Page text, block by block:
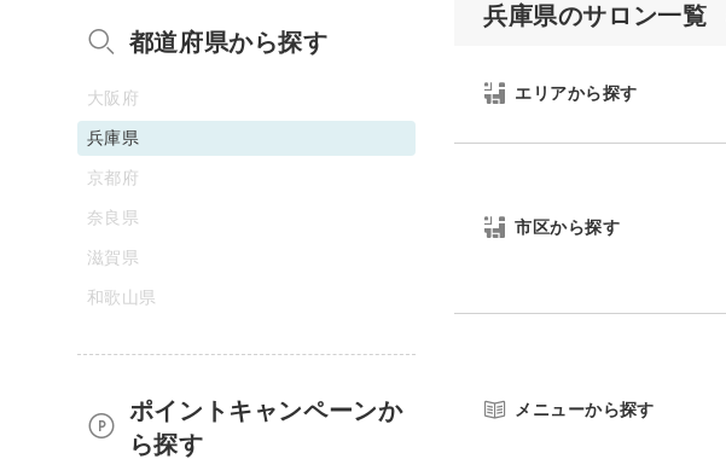
兵庫県のサロン一覧
エリアから探す
市区から探す
メニューから探す
都道府県から探す
大阪府
兵庫県
京都府
奈良県
滋賀県
和歌山県
ポイントキャンペーンか
ら探す